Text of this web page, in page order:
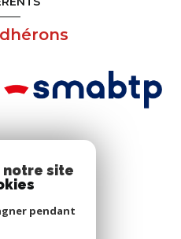
notre site
pendant